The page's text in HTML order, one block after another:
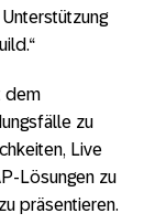
dem
zu
Live
Lösungen zu
präsentieren.